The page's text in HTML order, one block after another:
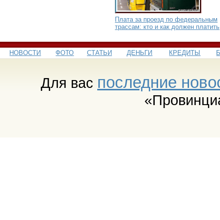
Плата за проезд по федеральным
трассам: кто и как должен платить
НОВОСТИ ФОТО СТАТЬИ ДЕНЬГИ КРЕДИТЫ
Для вас последние